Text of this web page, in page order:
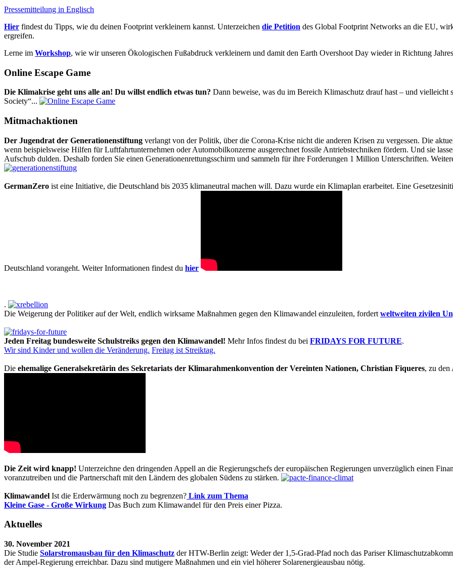
Pressemitteilung in Englisch
Hier findest du Tipps, wie du deinen Footprint verkleinern kannst. Unterzeichen die Petition des Global Footprint Networks an die EU,
ergreifen.
Lerne im Workshop, wie wir unseren Ökologischen Fußabdruck verkleinern und damit den Earth Overshoot Day wieder in Richtung
Online Escape Game
Die Klimakrise geht uns alle an! Du willst endlich etwas tun? Dann beweise, was du im Bereich Klimaschutz drauf hast – und
Society“...
Mitmachaktionen
Der Jugendrat der Generationenstiftung verlangt von der Politik, über die Corona-Krise nicht die anderen Krisen zu vergessen. Die
wenn beispielsweise Hilfen für Luftfahrtunternehmen oder Automobilkonzerne ausgerechnet fossile Antriebstechniken fördern. Und sie
Aufschub dulden. Deshalb forden Sie einen Generationenrettungsschirm und sammeln für ihre Forderungen 1 Million Unterschriften.
GermanZero ist eine Initiative, die Deutschland bis 2035 klimaneutral machen will. Dazu wurde ein Klimaplan erarbeitet. Eine
Deutschland vorangeht. Weiter Informationen findest du hier
.
Die Weigerung der Politiker auf der Welt, endlich wirksame Maßnahmen gegen den Klimawandel einzuleiten, fordert weltweiten zivilen
Jeden Freitag bundesweite Schulstreiks gegen den Klimawandel! Mehr Infos findest du bei FRIDAYS FOR FUTURE.
Wir sind Kinder und wollen die Veränderung. Freitag ist Streiktag.
Die ehemalige Generalsekretärin des Sekretariats der Klimarahmenkonvention der Vereinten Nationen, Christian Fiqueres, zu
Die Zeit wird knapp! Unterzeichne den dringenden Appell an die Regierungschefs der europäischen Regierungen unverzüglich einen
voranzutreiben und die Partnerschaft mit den Ländern des globalen Südens zu stärken.
Klimawandel Ist die Erderwärmung noch zu begrenzen? Link zum Thema
Kleine Gase - Große Wirkung Das Buch zum Klimawandel für den Preis einer Pizza.
Aktuelles
30. November 2021
Die Studie Solarstromausbau für den Klimaschutz der HTW-Berlin zeigt: Weder der 1,5-Grad-Pfad noch das Pariser
der Ampel-Regierung erreichbar. Dazu sind mutigere Maßnahmen und ein viel höherer Solarenergieausbau nötig.